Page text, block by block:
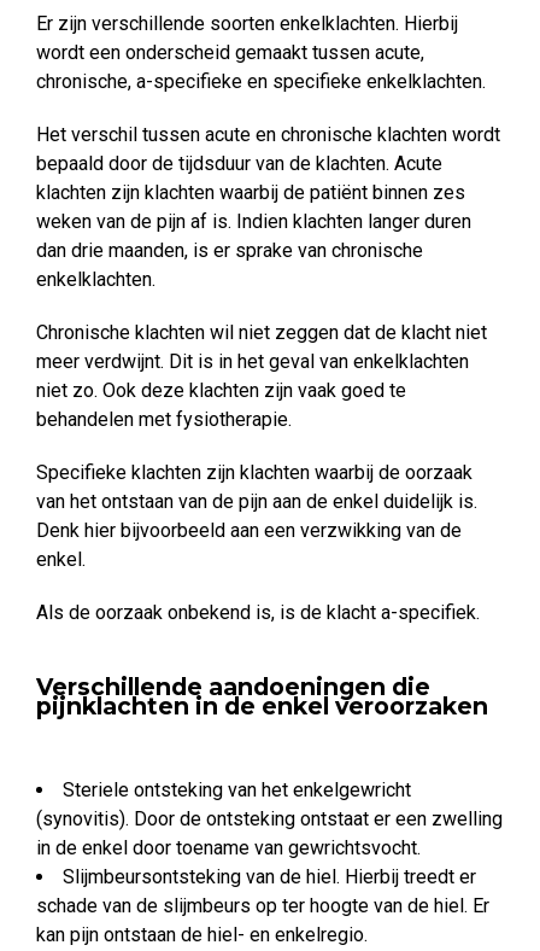
Er zijn verschillende soorten enkelklachten. Hierbij
wordt een onderscheid gemaakt tussen acute,
chronische, a-specifieke en specifieke enkelklachten.
Het verschil tussen acute en chronische klachten wordt
bepaald door de tijdsduur van de klachten. Acute
klachten zijn klachten waarbij de patiënt binnen zes
weken van de pijn af is. Indien klachten langer duren
dan drie maanden, is er sprake van chronische
enkelklachten.
Chronische klachten wil niet zeggen dat de klacht niet
meer verdwijnt. Dit is in het geval van enkelklachten
niet zo. Ook deze klachten zijn vaak goed te
behandelen met fysiotherapie.
Specifieke klachten zijn klachten waarbij de oorzaak
van het ontstaan van de pijn aan de enkel duidelijk is.
Denk hier bijvoorbeeld aan een verzwikking van de
enkel.
Als de oorzaak onbekend is, is de klacht a-specifiek.
Verschillende aandoeningen die
pijnklachten in de enkel veroorzaken
Steriele ontsteking van het enkelgewricht
(synovitis). Door de ontsteking ontstaat er een zwelling
in de enkel door toename van gewrichtsvocht.
Slijmbeursontsteking van de hiel. Hierbij treedt er
schade van de slijmbeurs op ter hoogte van de hiel. Er
kan pijn ontstaan de hiel- en enkelregio.